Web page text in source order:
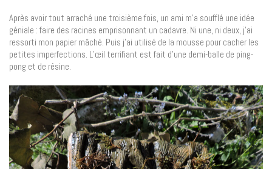
Après avoir tout arraché une troisième fois, un ami m’a soufflé une idée
géniale : faire des racines emprisonnant un cadavre. Ni une, ni deux, j’ai
ressorti mon papier mâché. Puis j’ai utilisé de la mousse pour cacher les
petites imperfections. L’œil terrifiant est fait d’une demi-balle de ping-
pong et de résine.